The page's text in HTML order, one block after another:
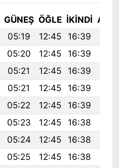
GÜNEŞ ÖĞLE İKINDI
05:19 12:45 16:39
05:20 12:45 16:39
05:21 12:45 16:39
05:21 12:45 16:39
05:22 12:45 16:39
05:23 12:45 16:38
05:24 12:45 16:38
05:25 12:45 16:38